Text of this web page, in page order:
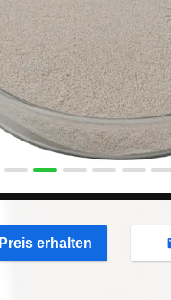
Preis erhalten